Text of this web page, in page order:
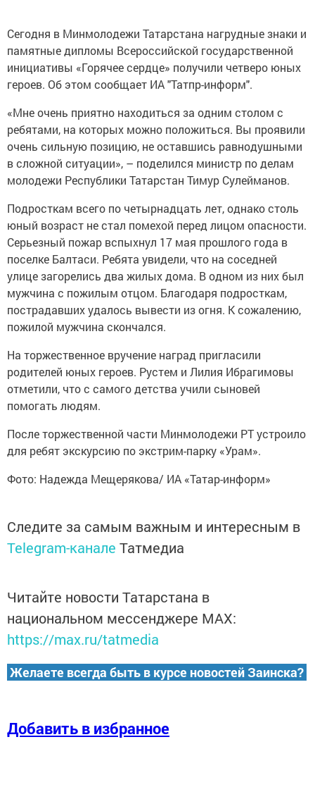
Сегодня в Минмолодежи Татарстана нагрудные знаки и
памятные дипломы Всероссийской государственной
инициативы «Горячее сердце» получили четверо юных
героев. Об этом сообщает ИА "Татпр-информ".
«Мне очень приятно находиться за одним столом с
ребятами, на которых можно положиться. Вы проявили
очень сильную позицию, не оставшись равнодушными
в сложной ситуации», – поделился министр по делам
молодежи Республики Татарстан Тимур Сулейманов.
Подросткам всего по четырнадцать лет, однако столь
юный возраст не стал помехой перед лицом опасности.
Серьезный пожар вспыхнул 17 мая прошлого года в
поселке Балтаси. Ребята увидели, что на соседней
улице загорелись два жилых дома. В одном из них был
мужчина с пожилым отцом. Благодаря подросткам,
пострадавших удалось вывести из огня. К сожалению,
пожилой мужчина скончался.
На торжественное вручение наград пригласили
родителей юных героев. Рустем и Лилия Ибрагимовы
отметили, что с самого детства учили сыновей
помогать людям.
После торжественной части Минмолодежи РТ устроило
для ребят экскурсию по экстрим-парку «Урам».
Фото: Надежда Мещерякова/ ИА «Татар-информ»
Следите за самым важным и интересным в
Telegram-канале Татмедиа
Читайте новости Татарстана в
национальном мессенджере MАХ:
https://max.ru/tatmedia
Желаете всегда быть в курсе новостей Заинска?
Добавить в избранное